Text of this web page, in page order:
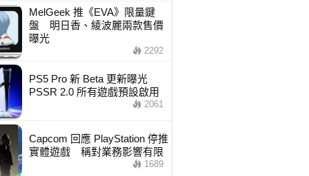
MelGeek 推《EVA》限量鍵
盤 明日香、綾波麗兩款售價
曝光
2292
PS5 Pro 新 Beta 更新曝光
PSSR 2.0 所有遊戲預設啟用
2061
Capcom 回應 PlayStation 停推
實體遊戲 稱對業務影響有限
1689